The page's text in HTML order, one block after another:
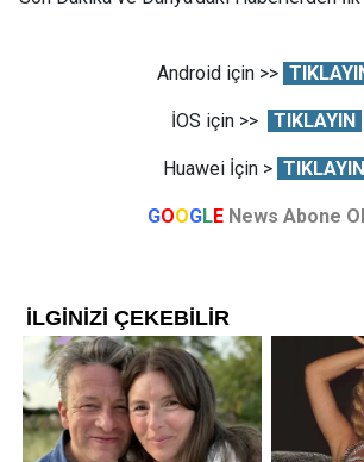
Android için >>
İOS için >> TIKLAYIN
Huawei İçin > TIKLAYIN
GOOGLE News Abone